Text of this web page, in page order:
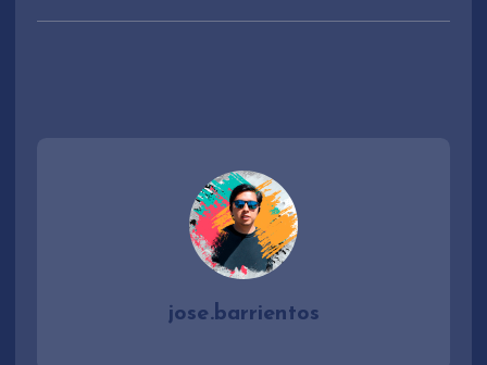
jose.barrientos